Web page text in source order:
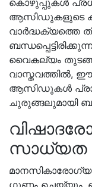
കൊഴുപ്പുകൾ
ആസിഡുകളുടെ
വാർദ്ധക്യത്തെ
വൈകല്യം
വാസ്തവത്തിൽ,
ആസിഡുകൾ
ചുരുങ്ങലുമായി
ഗുണം ചെയ്യും.